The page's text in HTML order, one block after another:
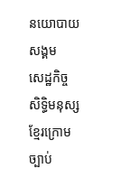
នយោបាយ
សង្គម
សេដ្ឋកិច្ច
សិទ្ធិមនុស្ស
ខ្មែរក្រោម
ច្បាប់